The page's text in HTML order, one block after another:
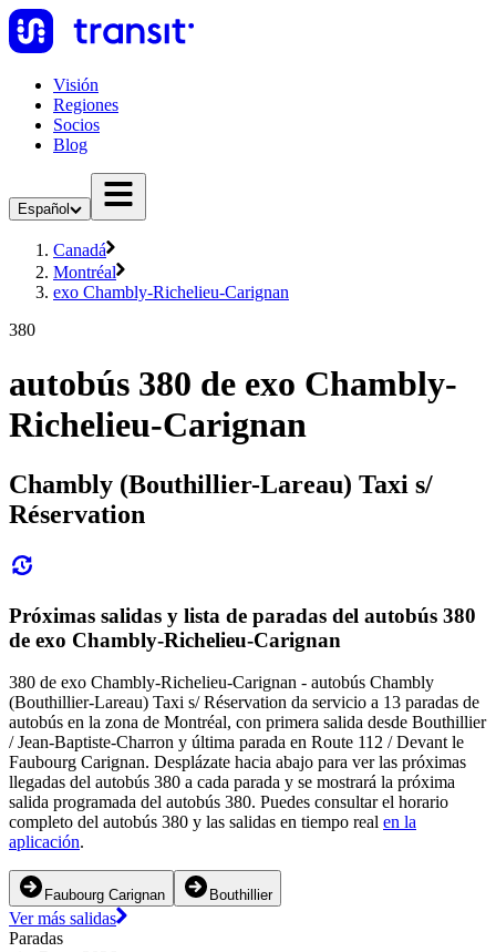
Visión
Regiones
Socios
Blog
Español
Canadá
Montréal
exo Chambly-Richelieu-Carignan
380
autobús 380 de exo Chambly-
Richelieu-Carignan
Chambly (Bouthillier-Lareau) Taxi s/
Réservation
Próximas salidas y lista de paradas del autobús 380
de exo Chambly-Richelieu-Carignan
380 de exo Chambly-Richelieu-Carignan - autobús Chambly
(Bouthillier-Lareau) Taxi s/ Réservation da servicio a 13 paradas de
autobús en la zona de Montréal, con primera salida desde Bouthillier
/ Jean-Baptiste-Charron y última parada en Route 112 / Devant le
Faubourg Carignan. Desplázate hacia abajo para ver las próximas
llegadas del autobús 380 a cada parada y se mostrará la próxima
salida programada del autobús 380. Puedes consultar el horario
completo del autobús 380 y las salidas en tiempo real en la
aplicación.
Faubourg Carignan Bouthillier
Ver más salidas
Paradas